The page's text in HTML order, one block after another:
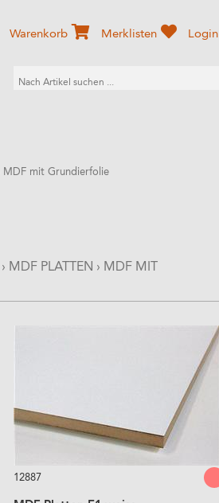
Warenkorb Merklisten Login
MDF mit Grundierfolie
› MDF PLATTEN › MDF MIT
12887